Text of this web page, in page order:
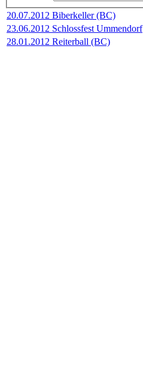
20.07.2012 Biberkeller (BC)
23.06.2012 Schlossfest Ummendorf
28.01.2012 Reiterball (BC)